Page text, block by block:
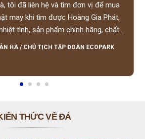
tôi đã liên hệ và tìm đơn vị để mua
may khi tìm được Hoàng Gia Phát,
tình, sản phẩm chính hãng, chất
giá hợp lý, hỗ trợ tận tình.
HÀ / CHỦ TỊCH TẬP ĐOÀN ECOPARK
THỨC VỀ ĐÁ